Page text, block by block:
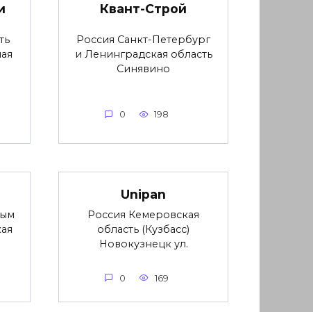
Квант-Строй
Россия Санкт-Петербург
и Ленинградская область
Синявино
0 198
Unipan
Россия Кемеровская
область (Кузбасс)
Новокузнецк ул.
0 169